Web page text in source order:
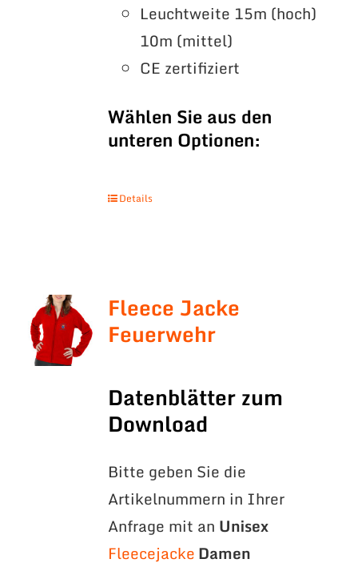
Leuchtweite 15m (hoch)
10m (mittel)
CE zertifiziert
Wählen Sie aus den
unteren Optionen:
Details
Fleece Jacke
Feuerwehr
Datenblätter zum
Download
Bitte geben Sie die
Artikelnummern in Ihrer
Anfrage mit an Unisex
FleecejackeDamen